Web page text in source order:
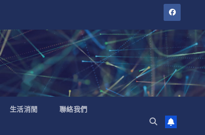
生活消閒 聯絡我們